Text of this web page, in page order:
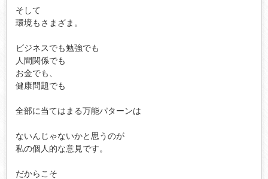
そして
環境もさまざま。
ビジネスでも勉強でも
人間関係でも
お金でも、
健康問題でも
全部に当てはまる万能パターンは
ないんじゃないかと思うのが
私の個人的な意見です。
だからこそ